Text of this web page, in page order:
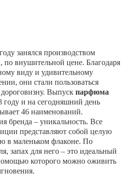
занялся производством
по внушительной цене. Благодаря
виду и удивительному
они стали пользоваться
Выпуск парфюма
году и на сегодняшний день
46 наименований.
бренда – уникальность. Все
представляют собой целую
в маленьком флаконе. По
запах для него – это идеальный
которого можно оживить